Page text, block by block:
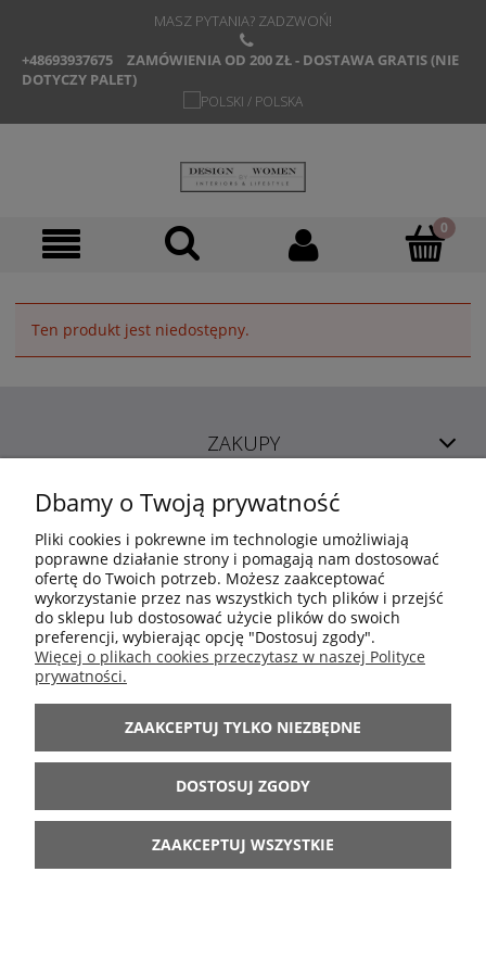
MASZ PYTANIA? ZADZWOŃ!
+48693937675
ZAMÓWIENIA OD 200 ZŁ - DOSTAWA GRATIS (NIE
DOTYCZY PALET)
Ten produkt jest niedostępny.
ZAKUPY
POMOC
MOJE KONTO
INFORMACJE
ARANŻACJE
BĄDŹ Z NAMI
Dbamy o Twoją prywatność
Pliki cookies i pokrewne im technologie umożliwiają
poprawne działanie strony i pomagają nam dostosować
ofertę do Twoich potrzeb. Możesz zaakceptować
wykorzystanie przez nas wszystkich tych plików i przejść
do sklepu lub dostosować użycie plików do swoich
preferencji, wybierając opcję "Dostosuj zgody".
Więcej o plikach cookies przeczytasz w naszej Polityce
prywatności.
ZAAKCEPTUJ TYLKO NIEZBĘDNE
DOSTOSUJ ZGODY
ZAAKCEPTUJ WSZYSTKIE